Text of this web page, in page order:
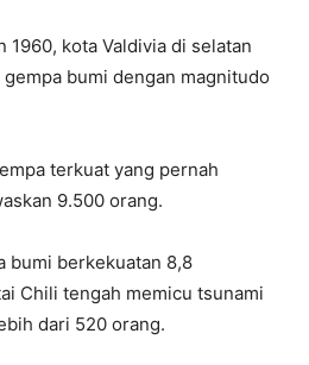
1960, kota Valdivia di selatan
bumi dengan magnitudo
terkuat yang pernah
9.500 orang.
bumi berkekuatan 8,8
Chili tengah memicu tsunami
dari 520 orang.